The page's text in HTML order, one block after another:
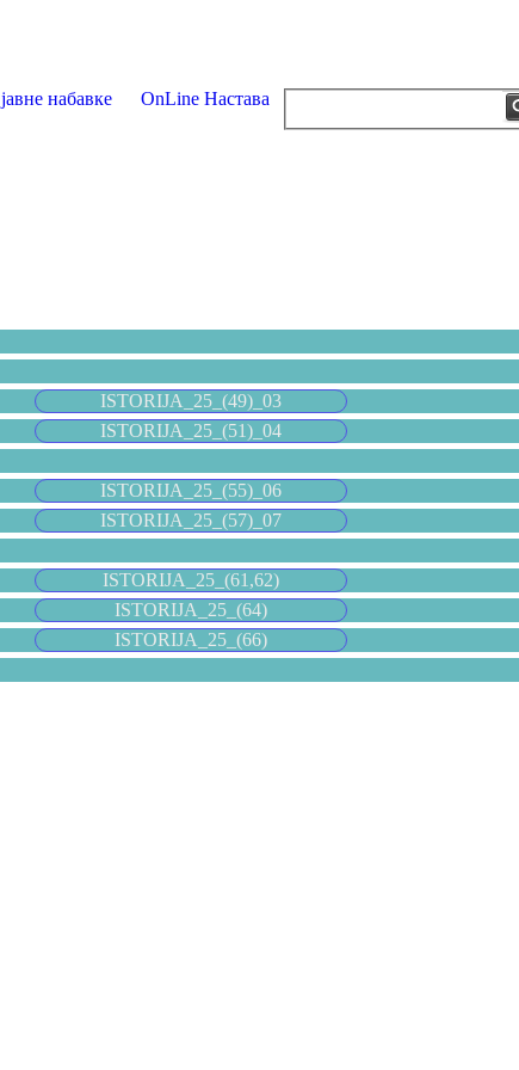
јавне набавке OnLine Настава
ISTORIJA_25_(49)_03
ISTORIJA_25_(51)_04
ISTORIJA_25_(55)_06
ISTORIJA_25_(57)_07
ISTORIJA_25_(61,62)
ISTORIJA_25_(64)
ISTORIJA_25_(66)